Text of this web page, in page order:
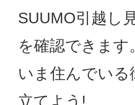
SUUMO引越し
を確認できます
いま住んでい
立てよう!